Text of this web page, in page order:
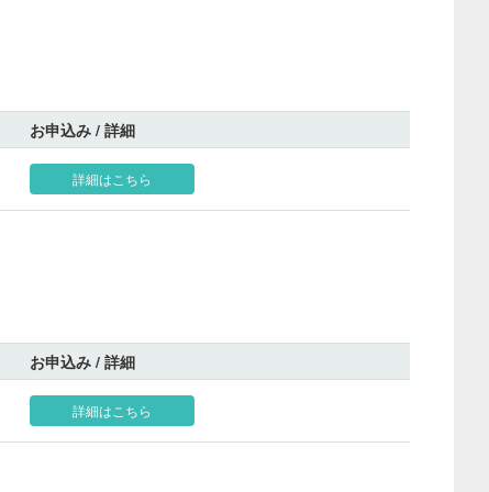
お申込み / 詳細
詳細はこちら
お申込み / 詳細
詳細はこちら